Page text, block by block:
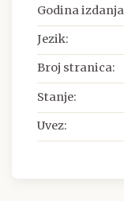
Godina
Jezik:
Broj stranica:
Stanje:
Uvez: